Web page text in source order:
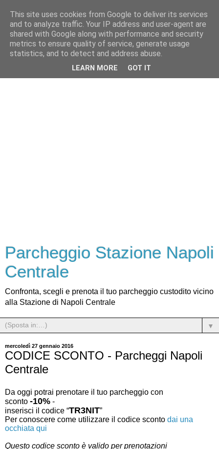
Parcheggio Stazione Napoli
Centrale
Confronta, scegli e prenota il tuo parcheggio custodito vicino
alla Stazione di Napoli Centrale
▼
mercoledì 27 gennaio 2016
CODICE SCONTO - Parcheggi Napoli
Centrale
Da oggi potrai prenotare il tuo parcheggio con
sconto -10% -
inserisci il codice “TR3NIT”
Per conoscere come utilizzare il codice sconto dai una
occhiata qui
Questo codice sconto è valido per prenotazioni
This site uses cookies from Google to deliver its services
and to analyze traffic. Your IP address and user-agent are
shared with Google along with performance and security
metrics to ensure quality of service, generate usage
statistics, and to detect and address abuse.
LEARN MORE GOT IT